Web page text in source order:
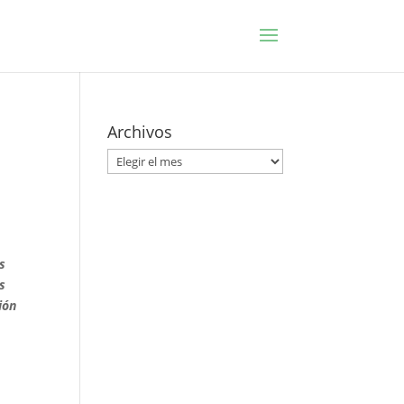
Archivos
Archivos